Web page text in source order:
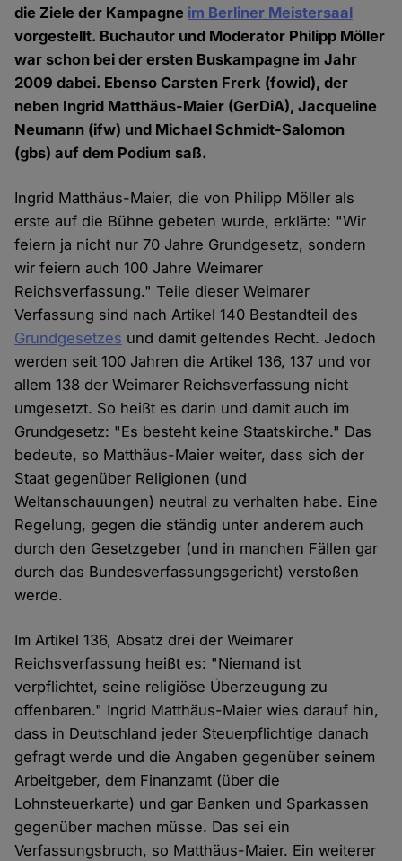
die Ziele der Kampagne im Berliner Meistersaal
vorgestellt. Buchautor und Moderator Philipp Möller
war schon bei der ersten Buskampagne im Jahr
2009 dabei. Ebenso Carsten Frerk (fowid), der
neben Ingrid Matthäus-Maier (GerDiA), Jacqueline
Neumann (ifw) und Michael Schmidt-Salomon
(gbs) auf dem Podium saß.
Ingrid Matthäus-Maier, die von Philipp Möller als
erste auf die Bühne gebeten wurde, erklärte: "Wir
feiern ja nicht nur 70 Jahre Grundgesetz, sondern
wir feiern auch 100 Jahre Weimarer
Reichsverfassung." Teile dieser Weimarer
Verfassung sind nach Artikel 140 Bestandteil des
Grundgesetzes und damit geltendes Recht. Jedoch
werden seit 100 Jahren die Artikel 136, 137 und vor
allem 138 der Weimarer Reichsverfassung nicht
umgesetzt. So heißt es darin und damit auch im
Grundgesetz: "Es besteht keine Staatskirche." Das
bedeute, so Matthäus-Maier weiter, dass sich der
Staat gegenüber Religionen (und
Weltanschauungen) neutral zu verhalten habe. Eine
Regelung, gegen die ständig unter anderem auch
durch den Gesetzgeber (und in manchen Fällen gar
durch das Bundesverfassungsgericht) verstoßen
werde.
Im Artikel 136, Absatz drei der Weimarer
Reichsverfassung heißt es: "Niemand ist
verpflichtet, seine religiöse Überzeugung zu
offenbaren." Ingrid Matthäus-Maier wies darauf hin,
dass in Deutschland jeder Steuerpflichtige danach
gefragt werde und die Angaben gegenüber seinem
Arbeitgeber, dem Finanzamt (über die
Lohnsteuerkarte) und gar Banken und Sparkassen
gegenüber machen müsse. Das sei ein
Verfassungsbruch, so Matthäus-Maier. Ein weiterer